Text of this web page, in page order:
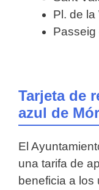
Pl. de la
Passeig
Tarjeta de
azul de
El
una tarifa de
beneficia a los